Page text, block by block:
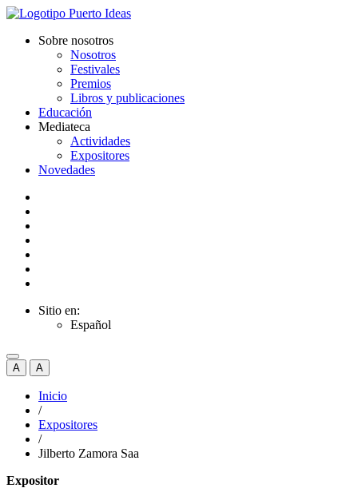
Sobre nosotros
Nosotros
Festivales
Premios
Libros y publicaciones
Educación
Mediateca
Actividades
Expositores
Novedades
Sitio en:
Español
A A
Inicio
/
Expositores
/
Jilberto Zamora Saa
Expositor